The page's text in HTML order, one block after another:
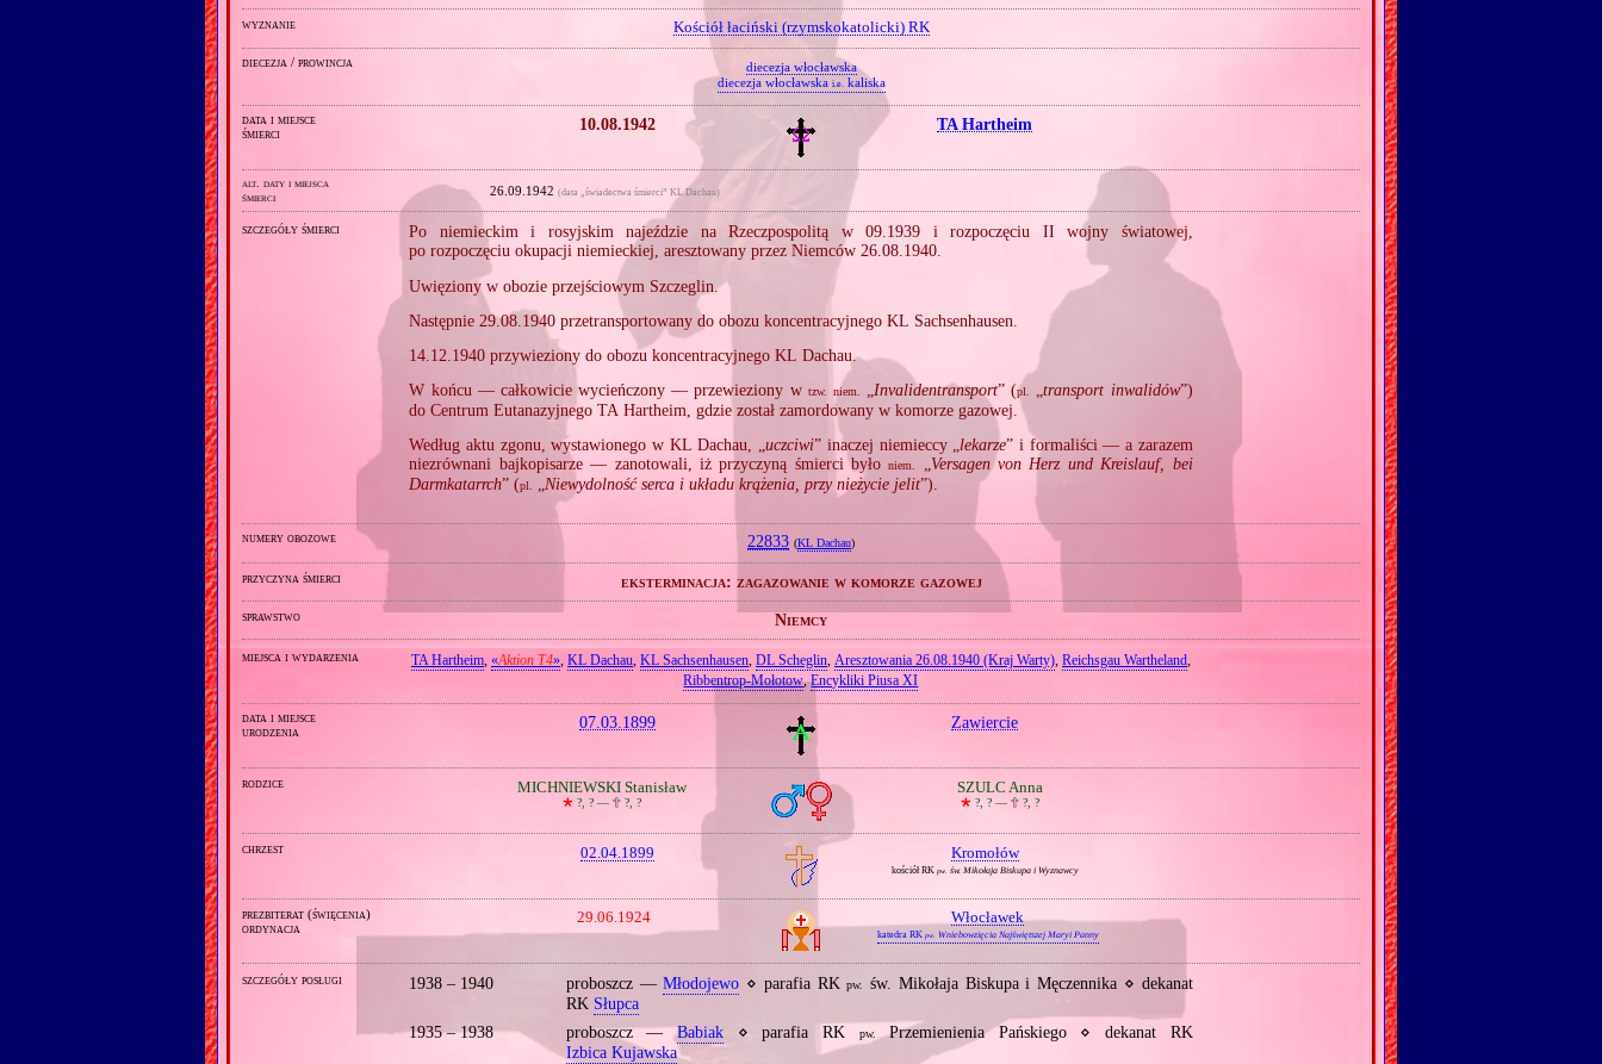
wyznanie Kościół łaciński (rzymskokatolicki) RK
diecezja / prowincja
diecezja włocławska
diecezja włocławska i.e. kaliska
data i miejsce
śmierci
10.08.1942 TA Hartheim
alt. daty i miejsca
śmierci
26.09.1942(data „świadectwa śmierci” KL Dachau)
szczegóły śmierci
Po niemieckim i rosyjskim najeździe na Rzeczpospolitą w 09.1939 i rozpoczęciu II wojny światowej,
po rozpoczęciu okupacji niemieckiej, aresztowany przez Niemców 26.08.1940.
Uwięziony w obozie przejściowym Szczeglin.
Następnie 29.08.1940 przetransportowany do obozu koncentracyjnego KL Sachsenhausen.
14.12.1940 przywieziony do obozu koncentracyjnego KL Dachau.
W końcu — całkowicie wycieńczony — przewieziony w tzw. niem. „Invalidentransport” (pl. „transport inwalidów”)
do Centrum Eutanazyjnego TA Hartheim, gdzie został zamordowany w komorze gazowej.
Według aktu zgonu, wystawionego w KL Dachau, „uczciwi” inaczej niemieccy „lekarze” i formaliści — a zarazem
niezrównani bajkopisarze — zanotowali, iż przyczyną śmierci byłoniem. „Versagen von Herz und Kreislauf, bei
Darmkatarrch” (pl. „Niewydolność serca i układu krążenia, przy nieżycie jelit”).
numery obozowe 22833 (KL Dachau)
przyczyna śmierci eksterminacja: zagazowanie w komorze gazowej
sprawstwo Niemcy
miejsca i wydarzenia TA Hartheim, «Aktion T4», KL Dachau, KL Sachsenhausen, DL Scheglin, Aresztowania 26.08.1940 (Kraj Warty), Reichsgau Wartheland,
Ribbentrop‐Mołotow,Encykliki Piusa XI
data i miejsce
urodzenia
07.03.1899 Zawiercie
rodzice MICHNIEWSKI Stanisław
🞲 ?, ? — 🕆?, ?
SZULC Anna
🞲 ?, ? —🕆 ?, ?
chrzest 02.04.1899 Kromołów
kościół RK pw. św. Mikołaja Biskupa i Wyznawcy
prezbiterat (święcenia)
ordynacja
29.06.1924 Włocławek
katedra RK pw. Wniebowzięcia Najświętszej Maryi Panny
szczegóły posługi 1938 – 1940 proboszcz —Młodojewo ⋄ parafia RKpw.
św. Mikołaja Biskupa i Męczennika ⋄ dekanat
RK Słupca
1935 – 1938
proboszcz —Babiak ⋄ parafia RK pw.
Przemienienia Pańskiego ⋄ dekanat RK
Izbica Kujawska